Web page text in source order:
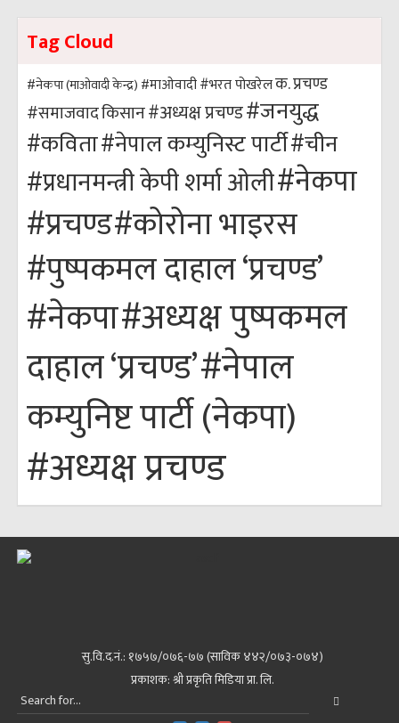
Tag Cloud
#नेकपा (माओवादी केन्द्र) #माओवादी#भरत पोखरेलक. प्रचण्ड
#समाजवादकिसान#अध्यक्ष प्रचण्ड#जनयुद्ध
#कविता#नेपाल कम्युनिस्ट पार्टी#चीन
#प्रधानमन्त्री केपी शर्मा ओली#नेकपा
#प्रचण्ड#कोरोना भाइरस
#पुष्पकमल दाहाल ‘प्रचण्ड’
#नेकपा#अध्यक्ष पुष्पकमल
दाहाल ‘प्रचण्ड’#नेपाल
कम्युनिष्ट पार्टी (नेकपा)
#अध्यक्ष प्रचण्ड
सु.वि.द.नं.: १७५७/०७६-७७ (साविक ४४२/०७३-०७४)
प्रकाशक: श्री प्रकृति मिडिया प्रा. लि.